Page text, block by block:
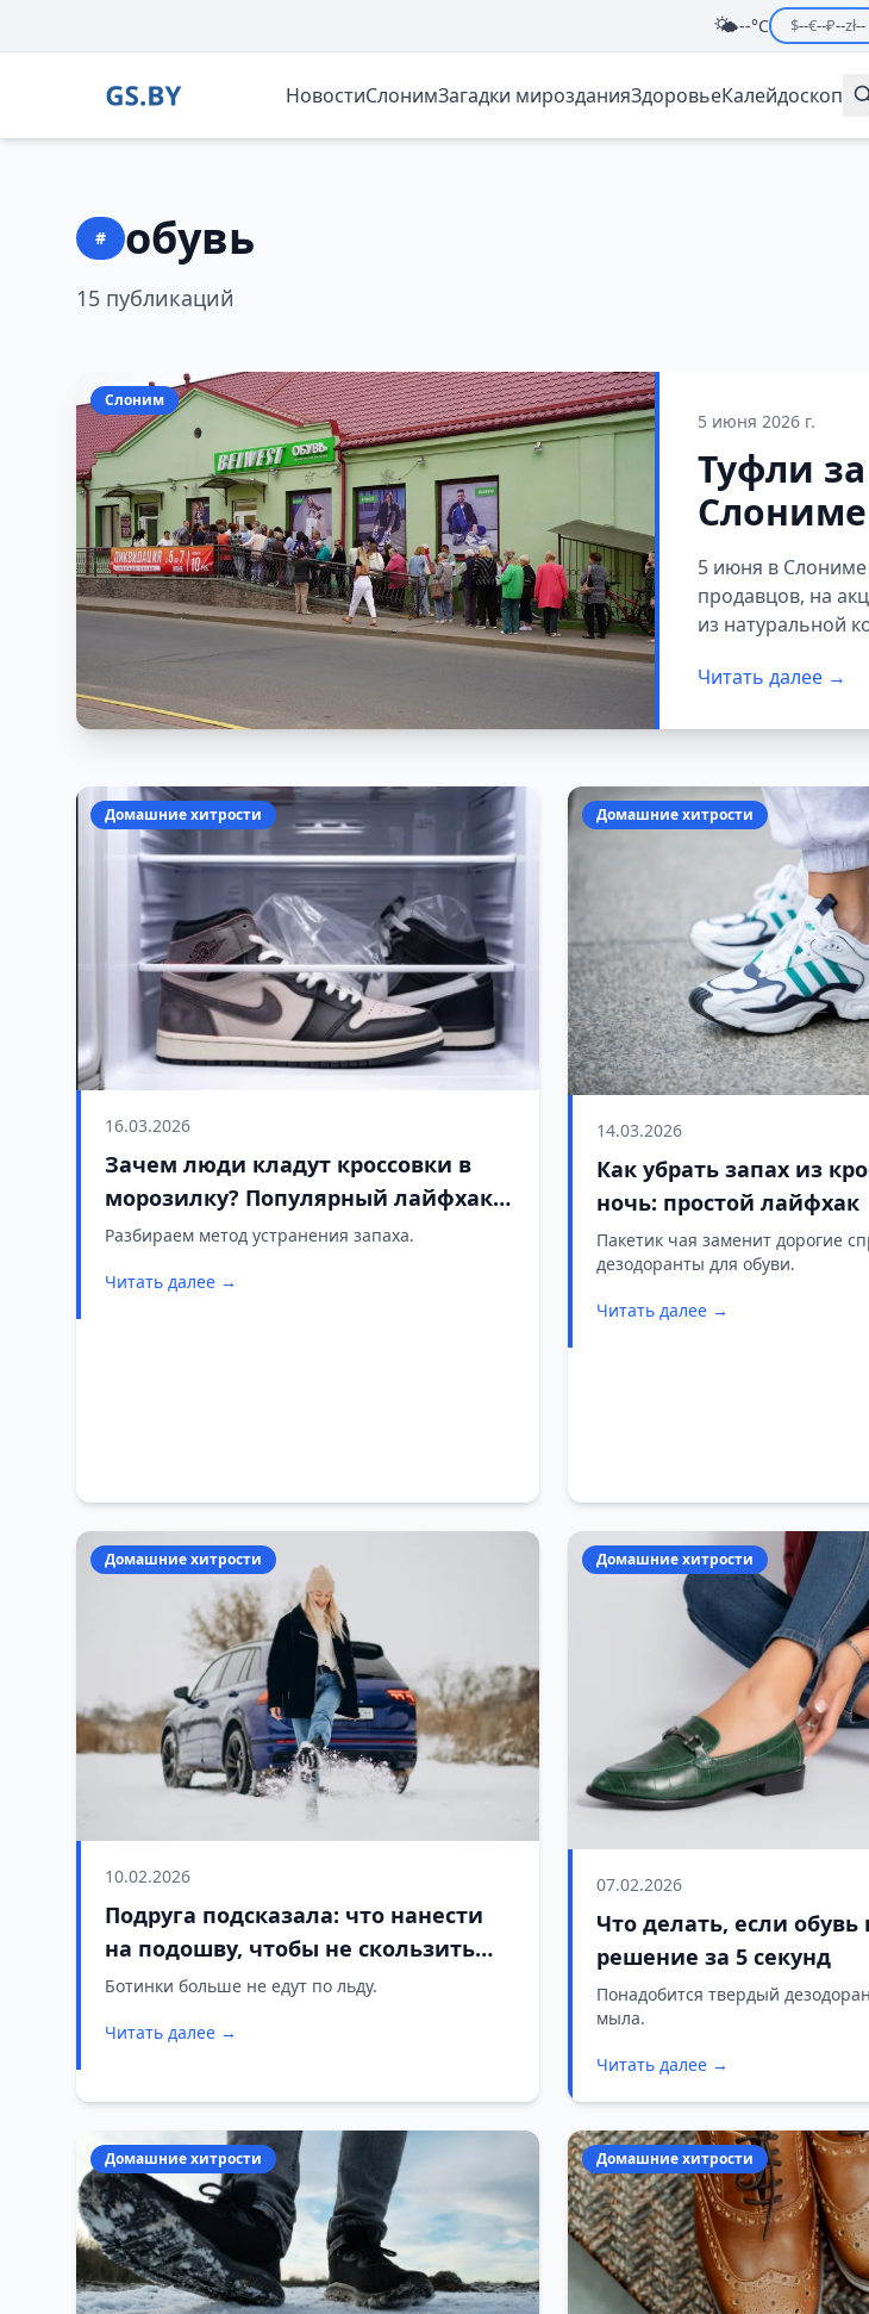
🌤️--°C $--€--₽--zł--
НовостиСлонимЗагадки мирозданияЗдоровьеКалейдоскоп
# обувь
15 публикаций
Слоним
5 июня 2026 г.
Туфли
5 июня в Слониме
продавцов, на
из натуральной
Читать далее →
Домашние хитрости
16.03.2026
Зачем люди кладут кроссовки в
морозилку? Популярный лайфхак
глазами экспертов
Разбираем метод устранения запаха.
Читать далее →
Домашние хитрости
14.03.2026
Как убрать запах из
ночь: простой лайфхак
Пакетик чая заменит дорогие
дезодоранты для обуви.
Читать далее →
Домашние хитрости
10.02.2026
Подруга подсказала: что нанести
на подошву, чтобы не скользить
зимой
Ботинки больше не едут по льду.
Читать далее →
Домашние хитрости
07.02.2026
Что делать, если обувь
решение за 5 секунд
Понадобится твердый
мыла.
Читать далее →
Домашние хитрости Домашние хитрости